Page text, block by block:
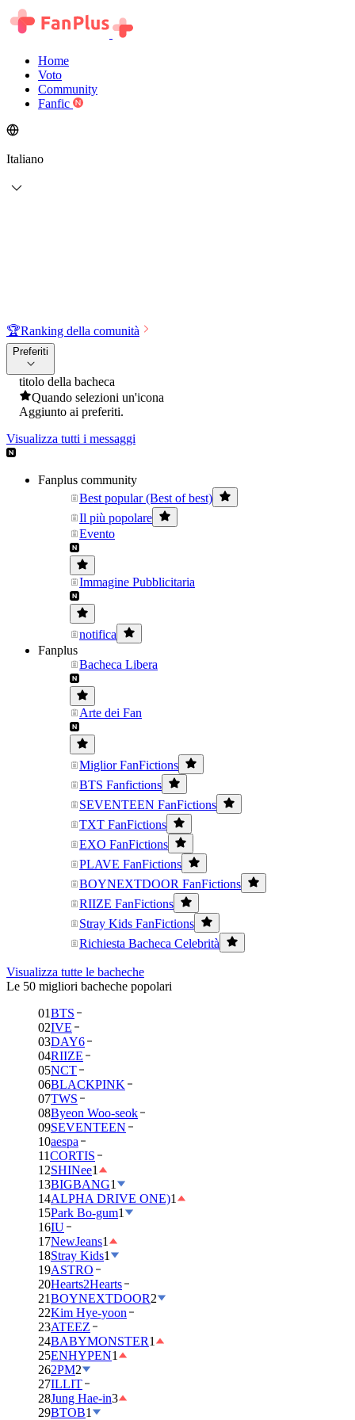
Home
Voto
Community
Fanfic
Italiano
🏆Ranking della comunità
Preferiti
titolo della bacheca
Quando selezioni un'icona
Aggiunto ai preferiti.
Visualizza tutti i messaggi
Fanplus community
Best popular (Best of best)
Il più popolare
Evento
Immagine Pubblicitaria
notifica
Fanplus
Bacheca Libera
Arte dei Fan
Miglior FanFictions
BTS Fanfictions
SEVENTEEN FanFictions
TXT FanFictions
EXO FanFictions
PLAVE FanFictions
BOYNEXTDOOR FanFictions
RIIZE FanFictions
Stray Kids FanFictions
Richiesta Bacheca Celebrità
Visualizza tutte le bacheche
Le 50 migliori bacheche popolari
01BTS
02IVE
03DAY6
04RIIZE
05NCT
06BLACKPINK
07TWS
08Byeon Woo-seok
09SEVENTEEN
10aespa
11CORTIS
12SHINee1
13BIGBANG1
14ALPHA DRIVE ONE)1
15Park Bo-gum1
16IU
17NewJeans1
18Stray Kids1
19ASTRO
20Hearts2Hearts
21BOYNEXTDOOR2
22Kim Hye-yoon
23ATEEZ
24BABYMONSTER1
25ENHYPEN1
262PM2
27ILLIT
28Jung Hae-in3
29BTOB1